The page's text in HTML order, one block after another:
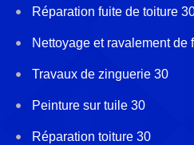
Réparation fuite de toiture
Nettoyage et ravalement de
Travaux de zinguerie 30
Peinture sur tuile 30
Réparation toiture 30